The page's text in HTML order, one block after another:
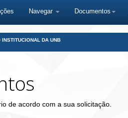
Navegar Documentos
INSTITUCIONAL DA UNB
de acordo com a sua solicitação.